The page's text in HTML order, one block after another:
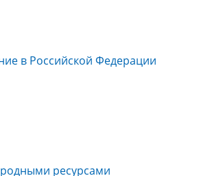
в Российской Федерации
ресурсами